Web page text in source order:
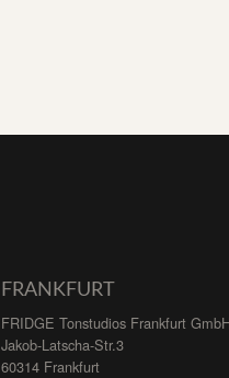
FRANKFURT
FRIDGE Tonstudios Frankfurt
Jakob-Latscha-Str.3
60314 Frankfurt